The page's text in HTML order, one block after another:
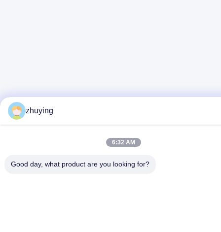
zhuying
6:32 AM
Good day, what product are you looking for?